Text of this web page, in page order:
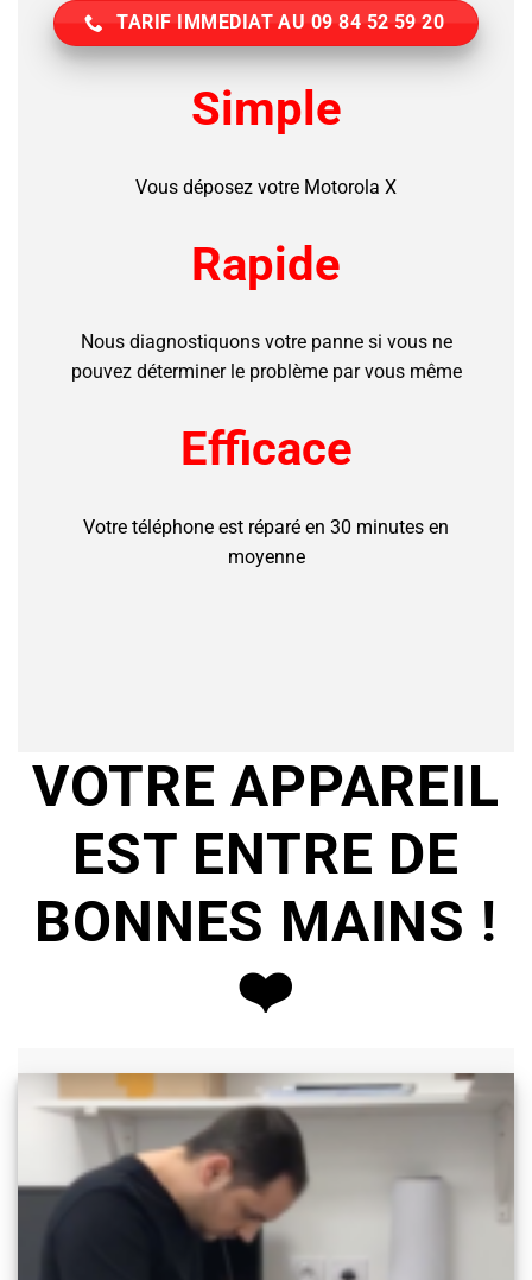
TARIF IMMEDIAT AU 09 84 52 59 20
Simple
Vous déposez votre Motorola X
Rapide
Nous diagnostiquons votre panne si vous ne
pouvez déterminer le problème par vous même
Efficace
Votre téléphone est réparé en 30 minutes en
moyenne
VOTRE APPAREIL
EST ENTRE DE
BONNES MAINS !
❤️